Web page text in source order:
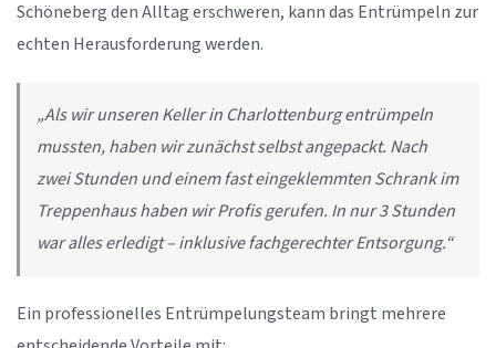
Schöneberg den Alltag erschweren, kann das Entrümpeln zur
echten Herausforderung werden.
„Als wir unseren Keller in Charlottenburg entrümpeln
mussten, haben wir zunächst selbst angepackt. Nach
zwei Stunden und einem fast eingeklemmten Schrank im
Treppenhaus haben wir Profis gerufen. In nur 3 Stunden
war alles erledigt – inklusive fachgerechter Entsorgung.“
Ein professionelles Entrümpelungsteam bringt mehrere